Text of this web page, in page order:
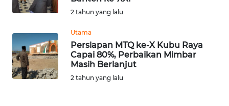
2 tahun yang lalu
Utama
Persiapan MTQ ke-X Kubu Raya
Capai 80%, Perbaikan Mimbar
Masih Berlanjut
2 tahun yang lalu
WN
WN
KALBAR